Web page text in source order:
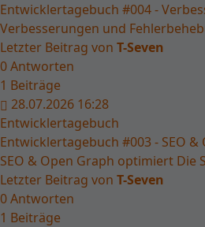
Entwicklertagebuch #004 -
Verbesserungen und
Letzter Beitrag von T-Seven
0Antworten
1 Beiträge
28.07.2026 16:28
Entwicklertagebuch
Entwicklertagebuch #003 - SEO
SEO & Open Graph optimiert
Letzter Beitrag von T-Seven
0Antworten
1 Beiträge